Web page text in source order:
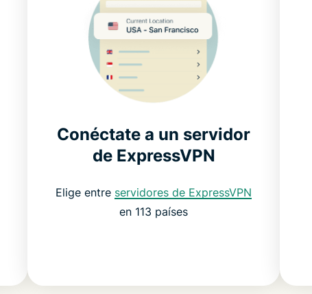
Conéctate a un servidor
de ExpressVPN
Elige entre servidores de ExpressVPN
en 113 países